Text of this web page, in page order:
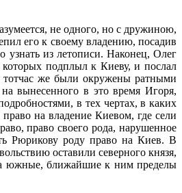
не одного, но с дружиною,
его к своему владению, посадив
узнать из летописи. Наконец, Олег
подплыл к Киеву, и послал
же были окружены ратными
вынесенного в это время Игоря,
в тех чертах, в каких
на владение Киевом, где сели
право своего рода, нарушенное
Рюрикову роду право на Киев. В
оставили северного князя,
южные, ближайшие к ним пределы